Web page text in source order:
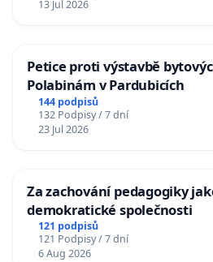
13 Jul 2026
Petice proti výstavbě
Polabinám v Pardubicích
144 podpisů
132 Podpisy / 7 dní
23 Jul 2026
Za zachování pedagogiky
demokratické společnosti
121 podpisů
121 Podpisy / 7 dní
6 Aug 2026